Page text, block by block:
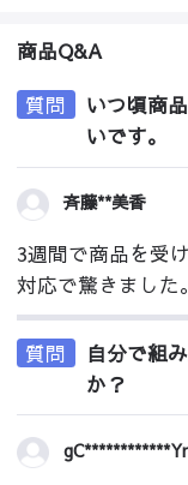
商品Q&A
質問
いつ頃商
いです。
斉藤**美香
3週間で商品を受
対応で驚きました。
質問
自分で組
か？
gC************Yr